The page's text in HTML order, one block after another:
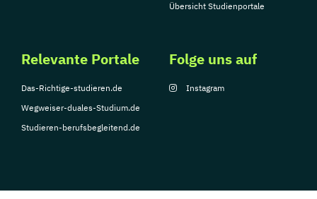
Übersicht Studienportale
Relevante Portale
Das-Richtige-studieren.de
Wegweiser-duales-Studium.de
Studieren-berufsbegleitend.de
Folge uns auf
Instagram